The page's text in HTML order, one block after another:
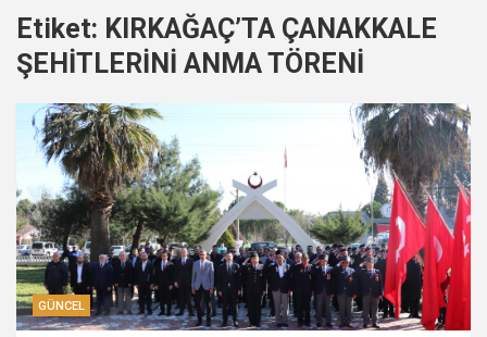
Etiket: KIRKAĞAÇ’TA ÇANAKKALE
ŞEHİTLERİNİ ANMA TÖRENİ
GÜNCEL